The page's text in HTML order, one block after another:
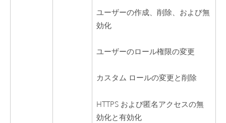
ユーザーの作成、削除、および無
効化
ユーザーのロール権限の変更
カスタム ロールの変更と削除
HTTPS および匿名アクセスの無
効化と有効化